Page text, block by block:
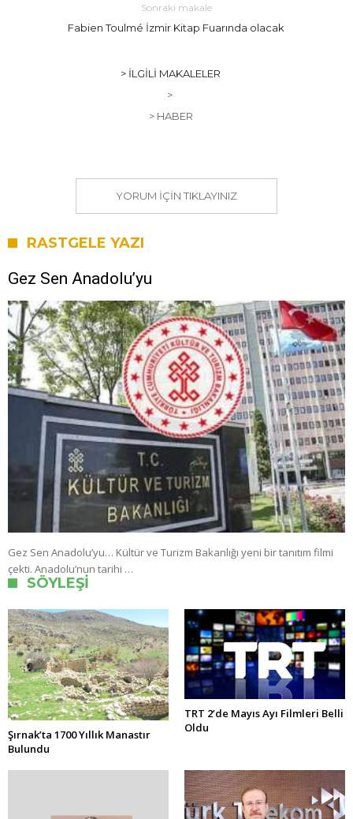
Sonraki makale
Fabien Toulmé İzmir Kitap Fuarında olacak
> İLGILI MAKALELER
>
> HABER
YORUM IÇIN TIKLAYINIZ
RASTGELE YAZI
Gez Sen Anadolu’yu
Gez Sen Anadolu’yu… Kültür ve Turizm Bakanlığı yeni bir tanıtım filmi
çekti. Anadolu’nun tarihi …
SÖYLEŞI
Şırnak’ta 1700 Yıllık Manastır
Bulundu
TRT 2’de Mayıs Ayı Filmleri Belli
Oldu